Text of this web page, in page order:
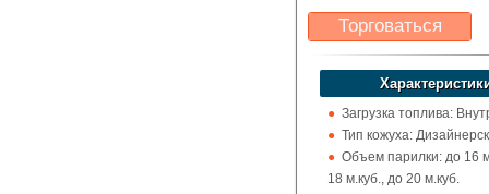
Торговаться
Какая цена Вас
устроит?
Указать цену
Загрузка топлива:
Тип кожуха:
Объем парилки: до 16
18 м.куб., до 20 м.куб.